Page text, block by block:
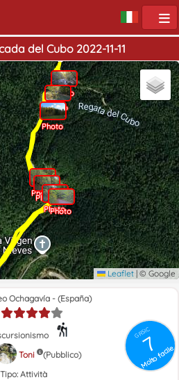
del Cubo 2022-11-11
Photo
Photo
Photo
Photo
Photo
Photo
Photo
Leaflet | © Google
GRSIC
7
Molto facile
Ochagavía - (España)
Toni
(Pubblico)
Tipo: Attività